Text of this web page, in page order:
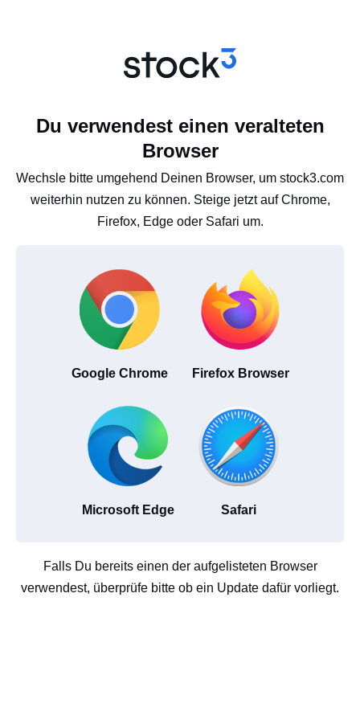
Du verwendest einen veralteten
Browser
Wechsle bitte umgehend Deinen Browser, um stock3.com
weiterhin nutzen zu können. Steige jetzt auf Chrome,
Firefox, Edge oder Safari um.
Google Chrome Firefox Browser
Microsoft Edge Safari
Falls Du bereits einen der aufgelisteten Browser
verwendest, überprüfe bitte ob ein Update dafür vorliegt.